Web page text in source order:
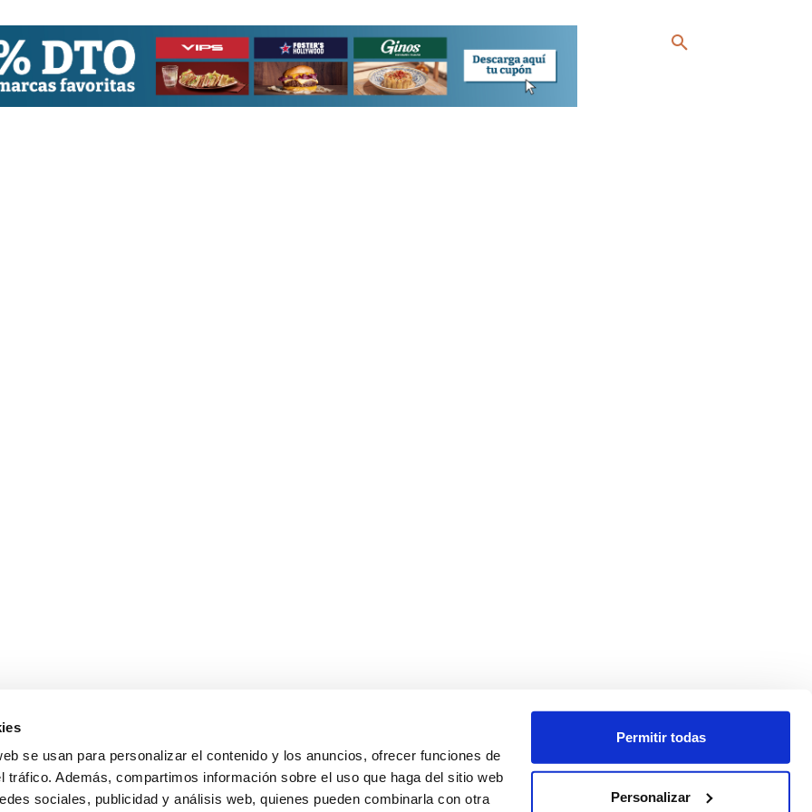
se usan para personalizar el contenido y los anuncios, ofrecer funciones de
tráfico. Además, compartimos información sobre el uso que haga del sitio web
sociales, publicidad y análisis web, quienes pueden combinarla con otra
Permitir todas
Personalizar